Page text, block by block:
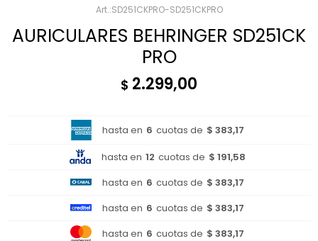
SD251CKPRO-SD251CKPRO
AURICULARES BEHRINGER SD251CK
PRO
$ 2.299,00
hasta en 6 cuotas de $ 383,17
hasta en 12 cuotas de $ 191,58
hasta en 6 cuotas de $ 383,17
hasta en 6 cuotas de $ 383,17
hasta en 6 cuotas de $ 383,17